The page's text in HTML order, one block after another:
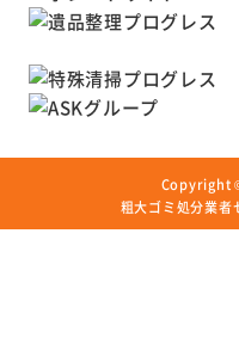
Copyright
粗大ゴミ処分業者